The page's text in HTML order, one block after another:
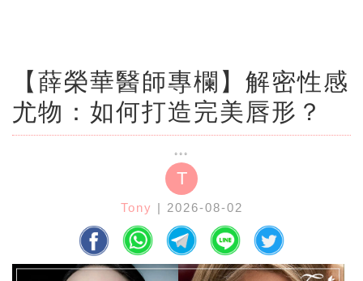
【薛榮華醫師專欄】解密性感
尤物：如何打造完美唇形？
T
Tony | 2026-08-02